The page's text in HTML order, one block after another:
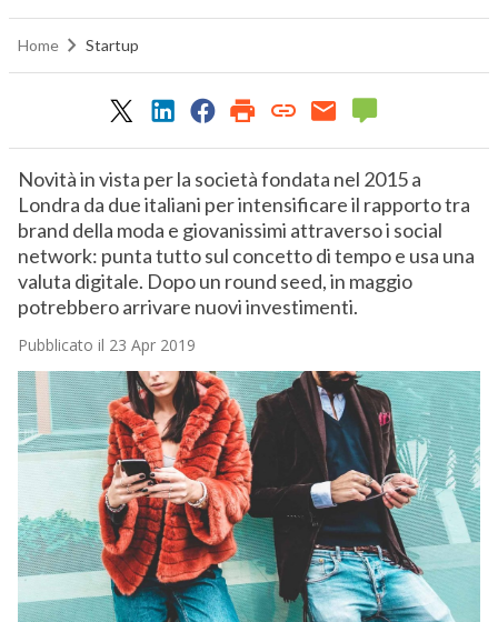
Home Startup
Novità in vista per la società fondata nel 2015 a
Londra da due italiani per intensificare il rapporto tra
brand della moda e giovanissimi attraverso i social
network: punta tutto sul concetto di tempo e usa una
valuta digitale. Dopo un round seed, in maggio
potrebbero arrivare nuovi investimenti.
Pubblicato il 23 Apr 2019